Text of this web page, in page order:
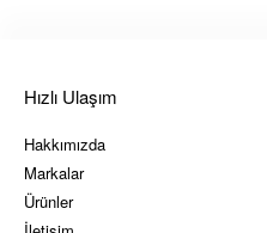
Hızlı Ulaşım
Hakkımızda
Markalar
Ürünler